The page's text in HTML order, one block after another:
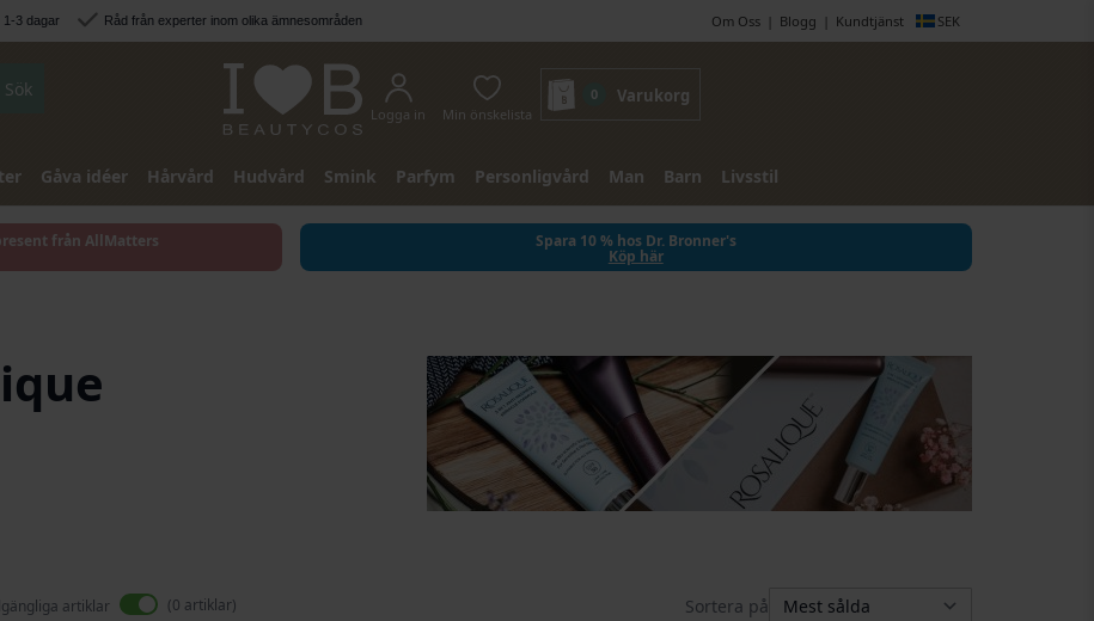
1-3 dagar Råd från experter inom olika ämnesområden SEK
Om Oss Blogg Kundtjänst
Sök
Logga in Min önskelista
0 Varukorg
Gåva idéer Hårvård Hudvård Smink Parfym Personligvård Man Barn Livsstil
från AllMatters Spara 10 % hos Dr. Bronner's
Köp här
artiklar 0 artiklar Sortera på